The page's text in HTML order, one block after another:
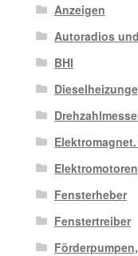
Anzeigen
Autoradios
BHI
Elektromotoren
Fensterheber
Fenstertreiber